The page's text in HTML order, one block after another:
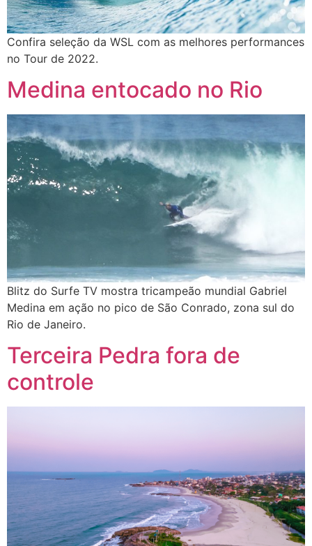
Confira seleção da WSL com as melhores performances
no Tour de 2022.
Medina entocado no Rio
Blitz do Surfe TV mostra tricampeão mundial Gabriel
Medina em ação no pico de São Conrado, zona sul do
Rio de Janeiro.
Terceira Pedra fora de
controle